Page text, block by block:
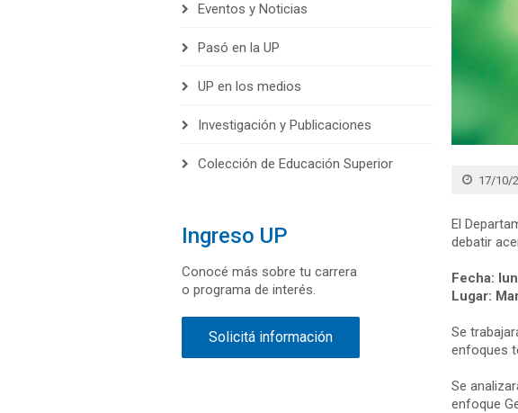
17/10/
El
debatir
Fecha:
Lugar:
Se
enfoques
Se
enfoque
Eventos y Noticias
Pasó en la UP
UP en los medios
Investigación y Publicaciones
Colección de Educación Superior
Ingreso UP
Conocé más sobre tu carrera
o programa de interés.
Solicitá información